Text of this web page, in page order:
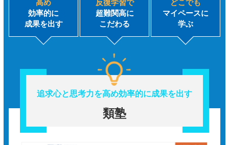
高め
効率的に
成果を出す
反復学習で
超難関高に
こだわる
どこでも
マイペースに
学ぶ
追求心と思考力を高め効率的に成果を出す
類塾